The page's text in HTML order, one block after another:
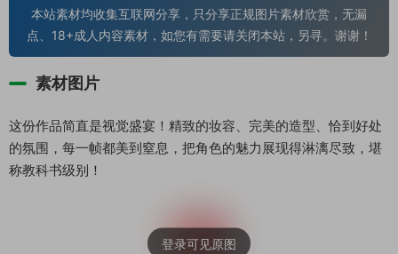
本站素材均收集互联网分享，只分享正规图片素材欣赏，无漏
点、18+成人内容素材，如您有需要请关闭本站，另寻。谢谢！
素材图片
这份作品简直是视觉盛宴！精致的妆容、完美的造型、恰到好处
的氛围，每一帧都美到窒息，把角色的魅力展现得淋漓尽致，堪
称教科书级别！